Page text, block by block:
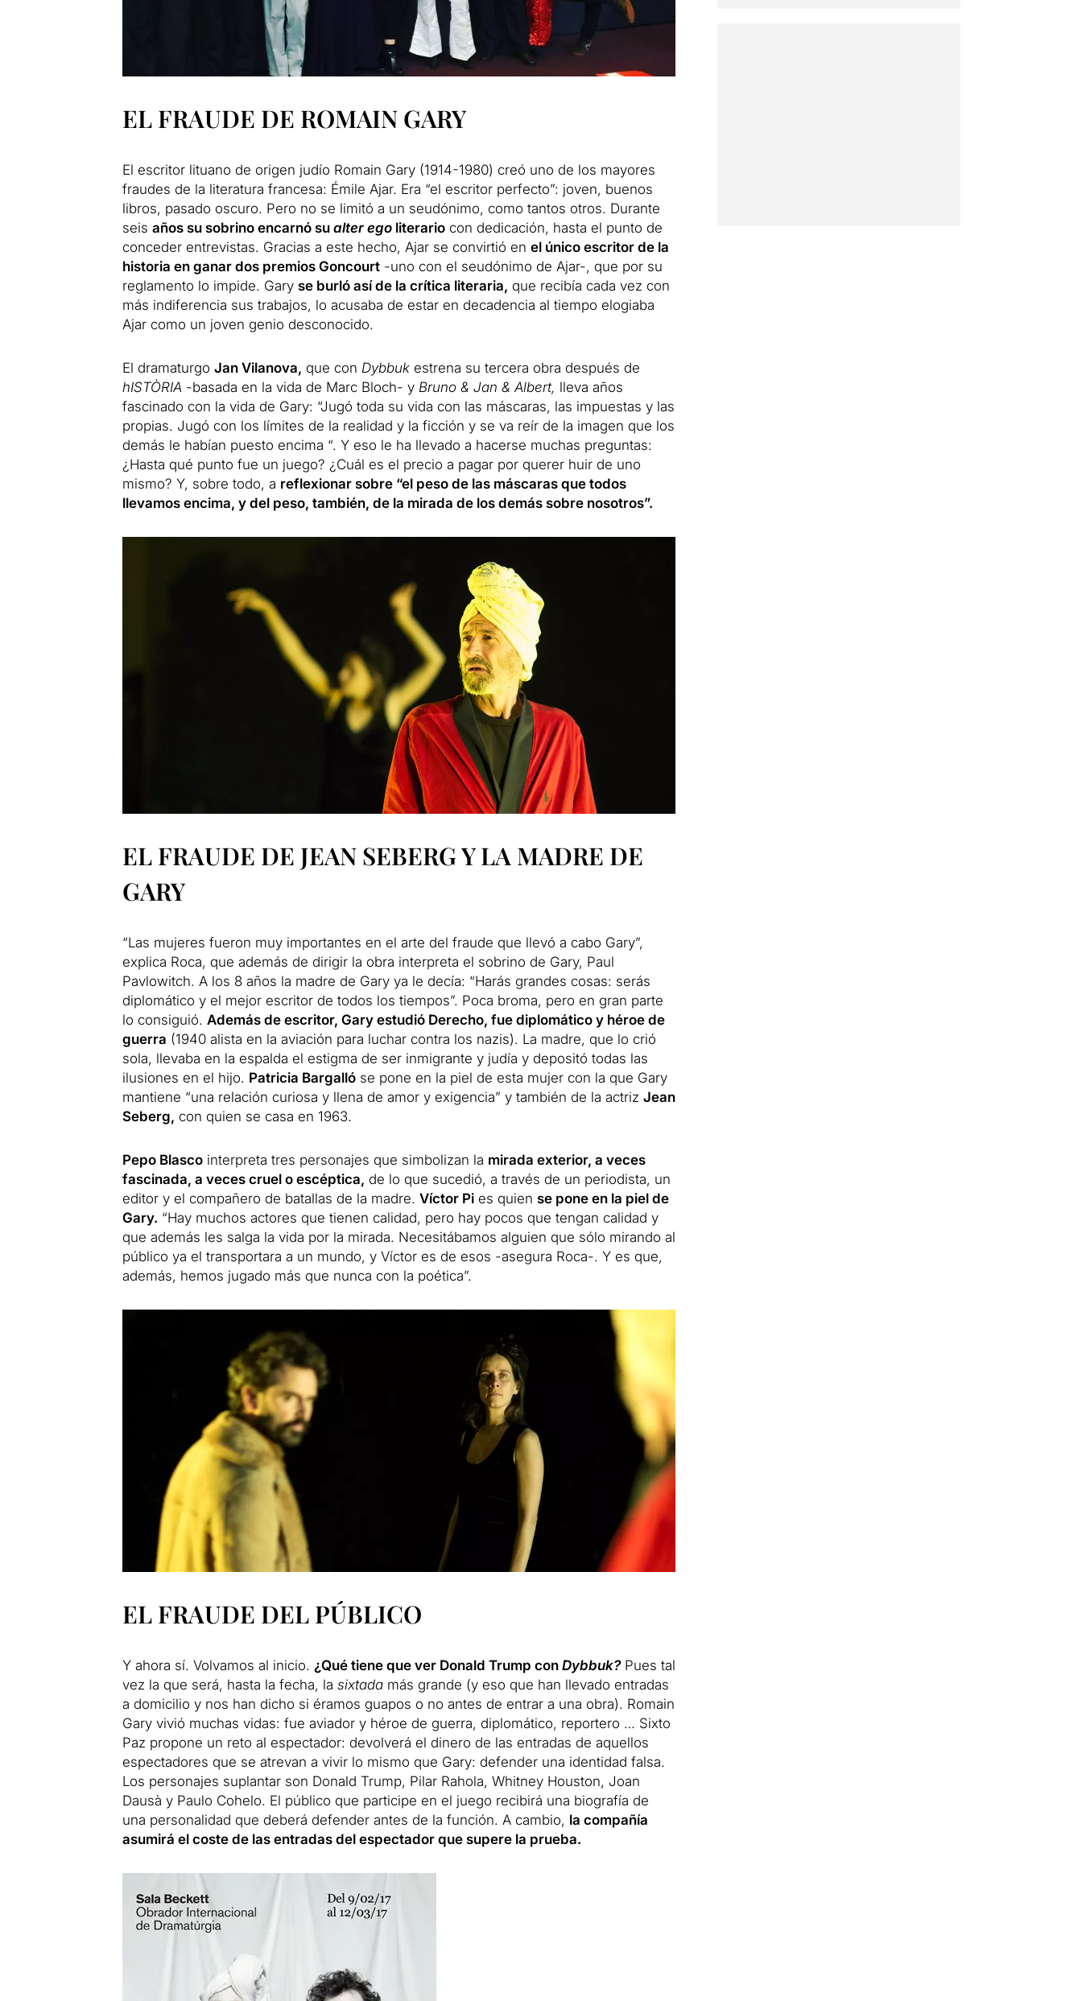
EL FRAUDE DE ROMAIN GARY
El escritor lituano de origen judío Romain Gary (1914-1980) creó uno de los mayores
fraudes de la literatura francesa: Émile Ajar. Era “el escritor perfecto”: joven, buenos
libros, pasado oscuro. Pero no se limitó a un seudónimo, como tantos otros. Durante
seis años su sobrino encarnó su alter egoliterariocon dedicación, hasta el punto de
conceder entrevistas. Gracias a este hecho, Ajar se convirtió en el único escritor de la
historia en ganar dos premios Goncourt-uno con el seudónimo de Ajar-, que por su
reglamento lo impide. Gary se burló así de la crítica literaria, que recibía cada vez con
más indiferencia sus trabajos, lo acusaba de estar en decadencia al tiempo elogiaba
Ajar como un joven genio desconocido.
El dramaturgo Jan Vilanova, que con Dybbukestrena su tercera obra después de
hISTÒRIA -basada en la vida de Marc Bloch- y Bruno & Jan & Albert, lleva años
fascinado con la vida de Gary: “Jugó toda su vida con las máscaras, las impuestas y las
propias. Jugó con los límites de la realidad y la ficción y se va reír de la imagen que los
demás le habían puesto encima “. Y eso le ha llevado a hacerse muchas preguntas:
¿Hasta qué punto fue un juego? ¿Cuál es el precio a pagar por querer huir de uno
mismo? Y, sobre todo, a reflexionar sobre “el peso de las máscaras que todos
llevamos encima, y del peso, también, de la mirada de los demás sobre nosotros”.
EL FRAUDE DE JEAN SEBERG Y LA MADRE DE
GARY
“Las mujeres fueron muy importantes en el arte del fraude que llevó a cabo Gary”,
explica Roca, que además de dirigir la obra interpreta el sobrino de Gary, Paul
Pavlowitch. A los 8 años la madre de Gary ya le decía: “Harás grandes cosas: serás
diplomático y el mejor escritor de todos los tiempos”. Poca broma, pero en gran parte
lo consiguió. Además de escritor, Gary estudió Derecho, fue diplomático y héroe de
guerra (1940 alista en la aviación para luchar contra los nazis). La madre, que lo crió
sola, llevaba en la espalda el estigma de ser inmigrante y judía y depositó todas las
ilusiones en el hijo. Patricia Bargallóse pone en la piel de esta mujer con la que Gary
mantiene “una relación curiosa y llena de amor y exigencia” y también de la actriz Jean
Seberg, con quien se casa en 1963.
Pepo Blascointerpreta tres personajes que simbolizan la mirada exterior, a veces
fascinada, a veces cruel o escéptica, de lo que sucedió, a través de un periodista, un
editor y el compañero de batallas de la madre. Víctor Pies quien se pone en la piel de
Gary. “Hay muchos actores que tienen calidad, pero hay pocos que tengan calidad y
que además les salga la vida por la mirada. Necesitábamos alguien que sólo mirando al
público ya el transportara a un mundo, y Víctor es de esos -asegura Roca-. Y es que,
además, hemos jugado más que nunca con la poética”.
EL FRAUDE DEL PÚBLICO
Y ahora sí. Volvamos al inicio. ¿Qué tiene que ver Donald Trump con Dybbuk? Pues tal
vez la que será, hasta la fecha, la sixtadamás grande (y eso que han llevado entradas
a domicilio y nos han dicho si éramos guapos o no antes de entrar a una obra). Romain
Gary vivió muchas vidas: fue aviador y héroe de guerra, diplomático, reportero … Sixto
Paz propone un reto al espectador: devolverá el dinero de las entradas de aquellos
espectadores que se atrevan a vivir lo mismo que Gary: defender una identidad falsa.
Los personajes suplantar son Donald Trump, Pilar Rahola, Whitney Houston, Joan
Dausà y Paulo Cohelo. El público que participe en el juego recibirá una biografía de
una personalidad que deberá defender antes de la función. A cambio, la compañía
asumirá el coste de las entradas del espectador que supere la prueba.